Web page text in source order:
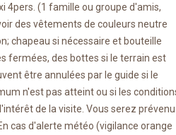
4pers. (1 famille ou groupe d'amis,
des vêtements de couleurs neutre
chapeau si nécessaire et bouteille
fermées, des bottes si le terrain est
être annulées par le guide si le
n'est pas atteint ou si les
de la visite. Vous serez prévenu
cas d'alerte météo (vigilance orange